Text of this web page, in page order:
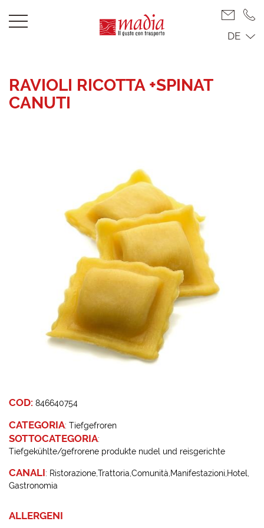
DE
RAVIOLI RICOTTA +SPINAT
CANUTI
COD: 846640754
CATEGORIA: Tiefgefroren
SOTTOCATEGORIA:
Tiefgekühlte/gefrorene produkte nudel und reisgerichte
CANALI: RistorazioneTrattoria Comunità Manifestazioni Hotel
Gastronomia
ALLERGENI